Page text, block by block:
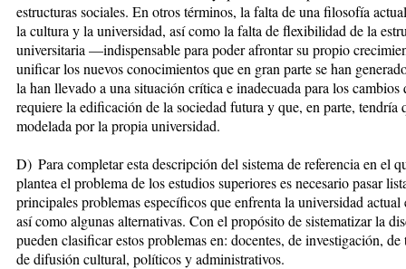
estructuras sociales. En otros términos, la falta de una filo­sofía
la cultura y la universidad, así como la falta de flexi­bilidad de la
universitaria —indispensable para poder afrontar su propio
unificar los nue­vos conocimientos que en gran par­te se han
la han lle­va­do a una situación crítica e inade­cua­da para los cambios
requiere la edifi­cación de la sociedad futura y que, en parte, tendría
modelada por la propia universidad.
D) Para completar esta descripción del sistema de referencia en el
plantea el problema de los estudios su­periores es necesario pasar
principales problemas específicos que enfrenta la universidad
así como algunas alternativas. Con el propósito de sistematizar la
pueden clasificar estos pro­ble­mas en: docentes, de investigación,
de difusión cultural, po­líticos y administrativos.